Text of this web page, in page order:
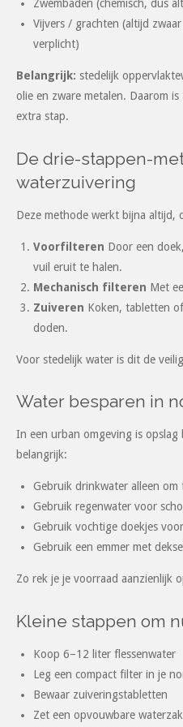
Zwembaden (chemisch, dus
Vijvers / grachten (altijd
verplicht)
Belangrijk: stedelijk
olie en zware metalen. Daarom is
extra stap.
De drie-stappen-
waterzuivering
Deze methode werkt bijna altijd,
Voorfilteren Door een
vuil eruit te halen.
Mechanisch filteren Met
Zuiveren Koken, tabletten
doden.
Voor stedelijk water is dit de
Water besparen in
In een urban omgeving is
belangrijk:
Gebruik drinkwater alleen om
Gebruik regenwater voor
Gebruik vochtige doekjes
Gebruik een emmer met
Zo rek je je voorraad aanzienlijk
Kleine stappen om
Koop 6–12 liter flessenwater
Leg een compact filter in je
Bewaar zuiveringstabletten
Zet een opvouwbare